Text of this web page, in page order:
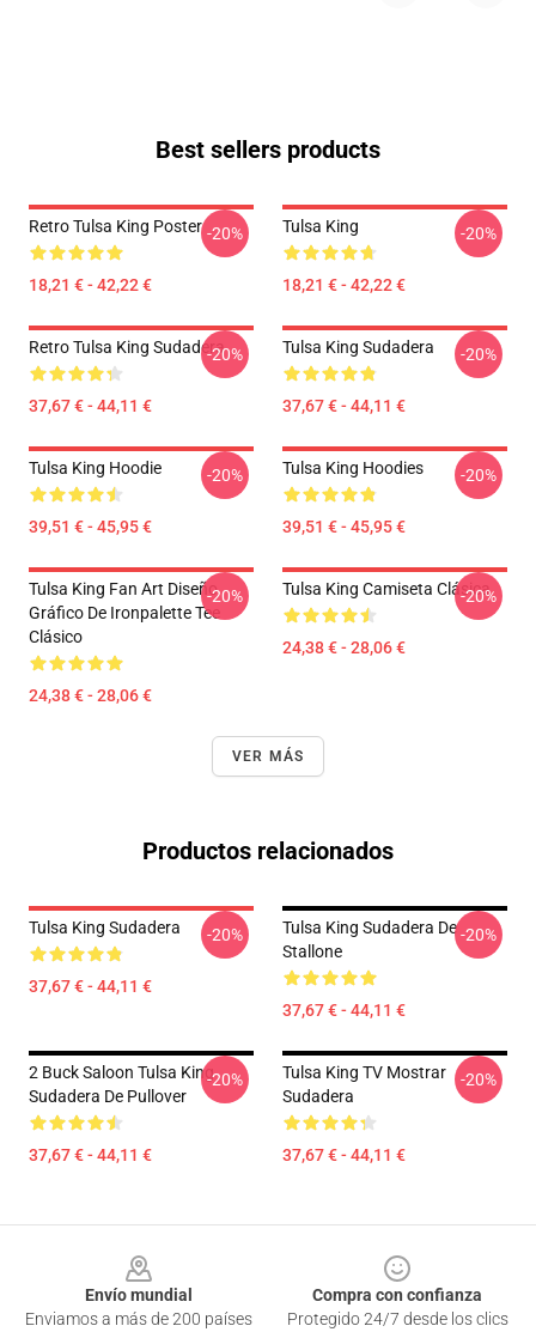
Best sellers products
Retro Tulsa King Poster
18,21 € - 42,22 €
-20% Tulsa King
18,21 € - 42,22 €
-20%
Retro Tulsa King Sudadera
37,67 € - 44,11 €
-20% Tulsa King Sudadera
37,67 € - 44,11 €
-20%
Tulsa King Hoodie
39,51 € - 45,95 €
-20% Tulsa King Hoodies
39,51 € - 45,95 €
-20%
Tulsa King Fan Art Diseño
Gráfico De Ironpalette Tee
Clásico
24,38 € - 28,06 €
-20% Tulsa King Camiseta Clásica
24,38 € - 28,06 €
-20%
VER MÁS
Productos relacionados
Tulsa King Sudadera
37,67 € - 44,11 €
-20%
Tulsa King Sudadera De
Stallone
37,67 € - 44,11 €
-20%
2 Buck Saloon Tulsa King
Sudadera De Pullover
37,67 € - 44,11 €
-20%
Tulsa King TV Mostrar
Sudadera
37,67 € - 44,11 €
-20%
Envío mundial
Enviamos a más de 200 países
Compra con confianza
Protegido 24/7 desde los clics